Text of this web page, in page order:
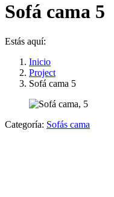
Sofá cama 5
Estás aquí:
Inicio
Project
Sofá cama 5
Categoría: Sofás cama